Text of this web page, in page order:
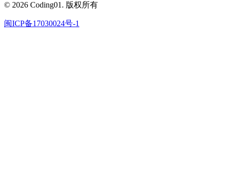
© 2026 Coding01. 版权所有
闽ICP备17030024号-1